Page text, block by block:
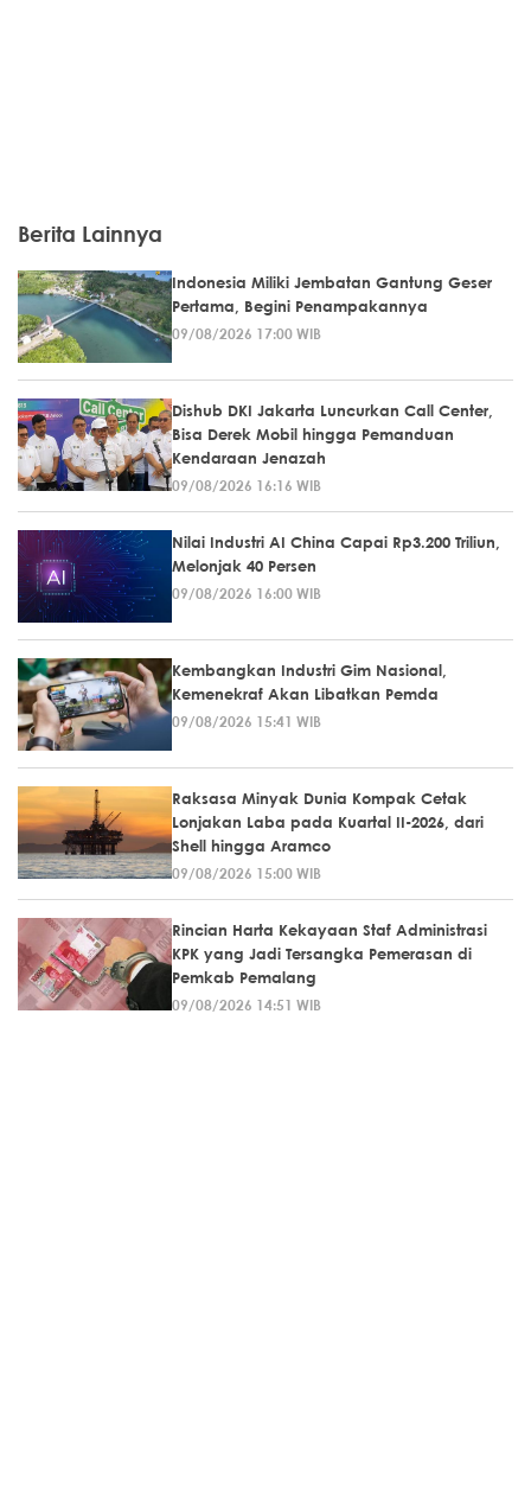
Berita Lainnya
Indonesia Miliki Jembatan Gantung Geser
Pertama, Begini Penampakannya
09/08/2026 17:00 WIB
Dishub DKI Jakarta Luncurkan Call Center,
Bisa Derek Mobil hingga Pemanduan
Kendaraan Jenazah
09/08/2026 16:16 WIB
Nilai Industri AI China Capai Rp3.200 Triliun,
Melonjak 40 Persen
09/08/2026 16:00 WIB
Kembangkan Industri Gim Nasional,
Kemenekraf Akan Libatkan Pemda
09/08/2026 15:41 WIB
Raksasa Minyak Dunia Kompak Cetak
Lonjakan Laba pada Kuartal II-2026, dari
Shell hingga Aramco
09/08/2026 15:00 WIB
Rincian Harta Kekayaan Staf Administrasi
KPK yang Jadi Tersangka Pemerasan di
Pemkab Pemalang
09/08/2026 14:51 WIB